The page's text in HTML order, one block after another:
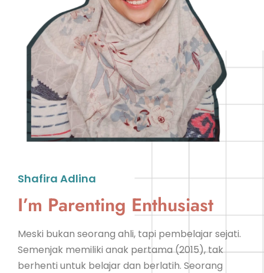
Shafira Adlina
I’m Parenting Enthusiast
Meski bukan seorang ahli, tapi pembelajar sejati.
Semenjak memiliki anak pertama (2015), tak
berhenti untuk belajar dan berlatih. Seorang